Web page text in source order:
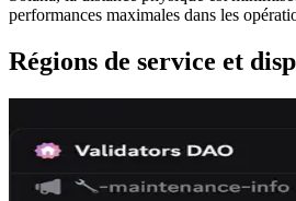
performances maximales dans les
Régions de service et